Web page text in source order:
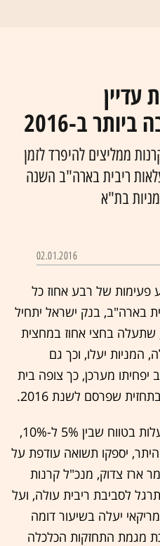
עדיין
ב-2016
ממליצים להיפרד לזמן
ריבית בארה"ב השנה
02.01.2016
של רבע אחוז כל
בארה"ב, בנק ישראל יתחיל
שתעלה בחצי אחוז במחצית
המניות יעלו, וכך גם
יפחיתו מערכן, כך צופה בית
שפרסם לשנת 2016.
"שוק המניות הישראלי צפוי לעלות בטווח שבין 5% ל-10%,
יספקו תשואה עודפת על
ארז צדוק, מנכ"ל קרנות
לסביבת ריבית עולה, ועל
יעלה בשיעור דומה
מגמת התחזקות הכלכלה